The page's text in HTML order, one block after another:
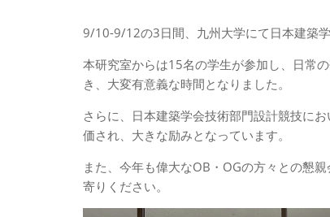
9/10-9/12の3日間、九州大学にて日本建築
本研究室からは15名の学生が参加し、日常
き、大変有意義な時間となりました。
さらに、日本建築学会技術部門設計競技に
価され、大きな励みとなっています。
また、今年も偉大なOB・OGの方々との懇
寄りください。